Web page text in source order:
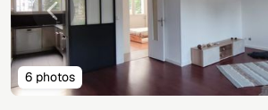
Précédente
6 photos